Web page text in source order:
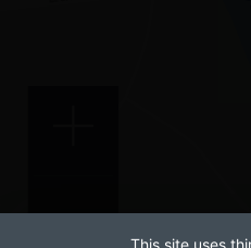
This site uses